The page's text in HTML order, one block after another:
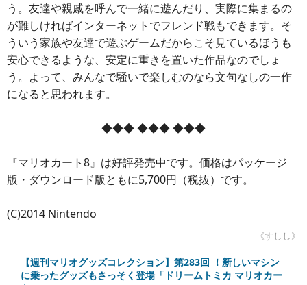
う。友達や親戚を呼んで一緒に遊んだり、実際に集まるの
が難しければインターネットでフレンド戦もできます。そ
ういう家族や友達で遊ぶゲームだからこそ見ているほうも
安心できるような、安定に重きを置いた作品なのでしょ
う。よって、みんなで騒いで楽しむのなら文句なしの一作
になると思われます。
◆◆◆ ◆◆◆ ◆◆◆
『マリオカート8』は好評発売中です。価格はパッケージ
版・ダウンロード版ともに5,700円（税抜）です。
(C)2014 Nintendo
《すしし》
【週刊マリオグッズコレクション】第283回 ！新しいマシン
に乗ったグッズもさっそく登場「ドリームトミカ マリオカー